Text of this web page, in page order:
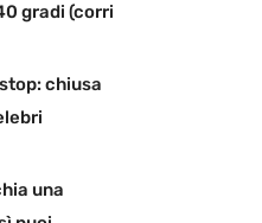
gradi (corri
chiusa
una